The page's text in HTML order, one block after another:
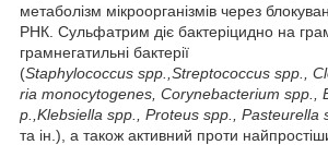
метаболізм мікроорганізмів через
РНК. Сульфатрим діє бактеріцидно на
грамнегатильні бактерії
(Staphylococcus spp Streptococcus spp
ria monocytogenes Corynebacterium spp
p Klebsiella spp Proteus spp Pasteurella
та ін.), а також активний проти